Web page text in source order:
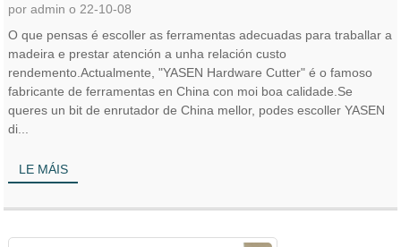
por admin o 22-10-08
O que pensas é escoller as ferramentas adecuadas para traballar a
madeira e prestar atención a unha relación custo
rendemento.Actualmente, "YASEN Hardware Cutter" é o famoso
fabricante de ferramentas en China con moi boa calidade.Se
queres un bit de enrutador de China mellor, podes escoller YASEN
di...
LE MÁIS